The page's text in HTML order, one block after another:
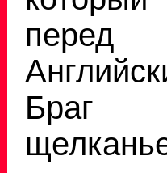
перед
Браг